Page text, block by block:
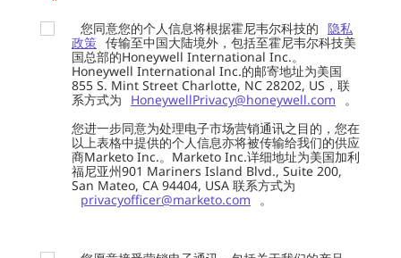
您同意您的个人信息将根据霍尼韦尔科技的 隐私
政策 传输至中国大陆境外，包括至霍尼韦尔科技美
国总部的Honeywell International Inc.。
Honeywell International Inc.的邮寄地址为美国
855 S. Mint Street Charlotte, NC 28202, US，联
系方式为
HoneywellPrivacy@honeywell.com
。
您进一步同意为处理电子市场营销通讯之目的，您在
以上表格中提供的个人信息亦将被传输给我们的供应
商Marketo Inc.。Marketo Inc.详细地址为美国加利
福尼亚州901 Mariners Island Blvd., Suite 200,
San Mateo, CA 94404, USA 联系方式为
privacyofficer@marketo.com
。